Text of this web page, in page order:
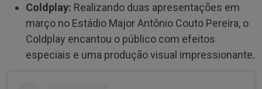
Coldplay: Realizando duas apresentações em
março no Estádio Major Antônio Couto Pereira, o
Coldplay encantou o público com efeitos
especiais e uma produção visual impressionante.